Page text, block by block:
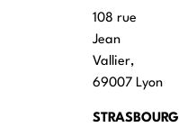
108 rue
Jean
Vallier,
69007 Lyon
STRASBOURG